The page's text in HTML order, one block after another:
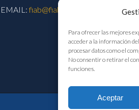
Para ofrecer las mejores
acceder a la información
procesar datos como el
No consentir o retirar el
funciones.
Aceptar
EMAIL:fiab@fiab.es